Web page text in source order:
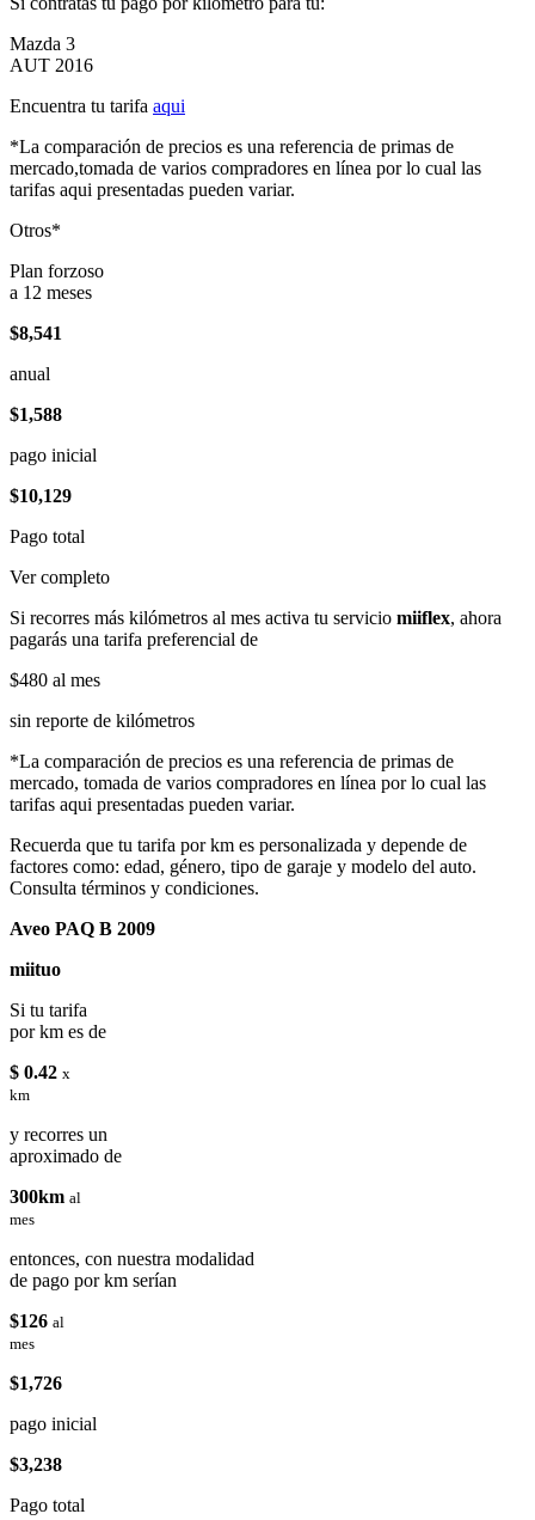
Mazda 3
AUT 2016
Encuentra tu tarifa aqui
*La comparación de precios es una referencia de primas de
mercado,tomada de varios compradores en línea por lo cual las
tarifas aqui presentadas pueden variar.
Otros*
Plan forzoso
a 12 meses
$8,541
anual
$1,588
pago inicial
$10,129
Pago total
Ver completo
Si recorres más kilómetros al mes activa tu servicio miiflex, ahora
pagarás una tarifa preferencial de
$480 al mes
sin reporte de kilómetros
*La comparación de precios es una referencia de primas de
mercado, tomada de varios compradores en línea por lo cual las
tarifas aqui presentadas pueden variar.
Recuerda que tu tarifa por km es personalizada y depende de
factores como: edad, género, tipo de garaje y modelo del auto.
Consulta términos y condiciones.
Aveo PAQ B 2009
miituo
Si tu tarifa
por km es de
$ 0.42 x
km
y recorres un
aproximado de
300km al
mes
entonces, con nuestra modalidad
de pago por km serían
$126 al
mes
$1,726
pago inicial
$3,238
Pago total